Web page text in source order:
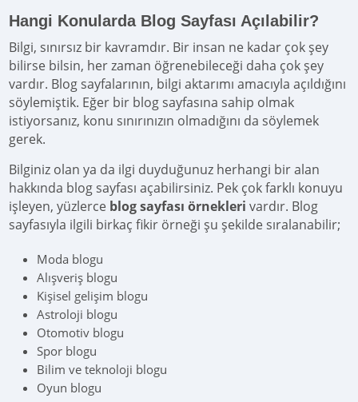
Hangi Konularda Blog Sayfası Açılabilir?
Bilgi, sınırsız bir kavramdır. Bir insan ne kadar çok şey
bilirse bilsin, her zaman öğrenebileceği daha çok şey
vardır. Blog sayfalarının, bilgi aktarımı amacıyla açıldığını
söylemiştik. Eğer bir blog sayfasına sahip olmak
istiyorsanız, konu sınırınızın olmadığını da söylemek
gerek.
Bilginiz olan ya da ilgi duyduğunuz herhangi bir alan
hakkında blog sayfası açabilirsiniz. Pek çok farklı konuyu
işleyen, yüzlerce blog sayfası örnekleri vardır. Blog
sayfasıyla ilgili birkaç fikir örneği şu şekilde sıralanabilir;
Moda blogu
Alışveriş blogu
Kişisel gelişim blogu
Astroloji blogu
Otomotiv blogu
Spor blogu
Bilim ve teknoloji blogu
Oyun blogu